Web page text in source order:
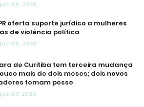
06, 2026
oferta suporte jurídico a mulheres
de violência política
06, 2026
de Curitiba tem terceira mudança
mais de dois meses; dois novos
tomam posse
03, 2026